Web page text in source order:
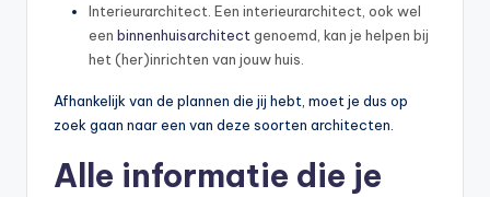
Interieurarchitect. Een interieurarchitect, ook wel
een binnenhuisarchitect genoemd, kan je helpen bij
het (her)inrichten van jouw huis.
Afhankelijk van de plannen die jij hebt, moet je dus op
zoek gaan naar een van deze soorten architecten.
Alle informatie die je